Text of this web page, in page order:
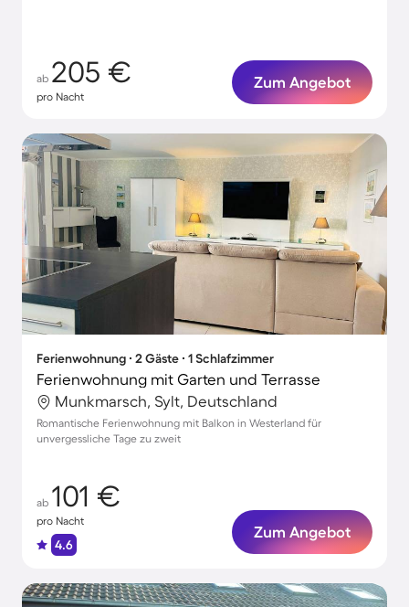
ab 205 €
pro Nacht
Zum Angebot
Ferienwohnung ∙ 2 Gäste ∙ 1 Schlafzimmer
Ferienwohnung mit Garten und Terrasse
Munkmarsch, Sylt, Deutschland
Romantische Ferienwohnung mit Balkon in Westerland für
unvergessliche Tage zu zweit
ab 101 €
pro Nacht
4.6
Zum Angebot